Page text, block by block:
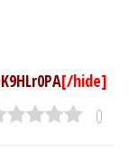
[/hide]
0